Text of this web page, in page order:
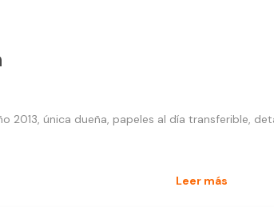
2013, única dueña, papeles al día transferible,
Leer más